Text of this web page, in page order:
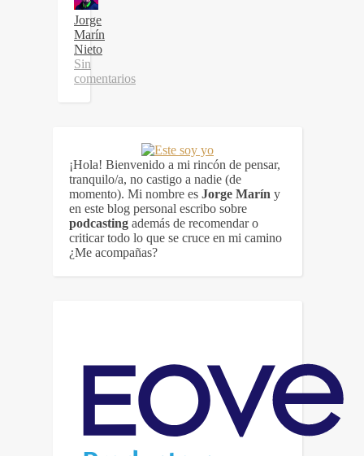
Jorge
Marín
Nieto
Sin
comentarios
¡Hola! Bienvenido a mi rincón de pensar,
tranquilo/a, no castigo a nadie (de
momento). Mi nombre es Jorge Marín y
en este blog personal escribo sobre
podcasting además de recomendar o
criticar todo lo que se cruce en mi camino
¿Me acompañas?